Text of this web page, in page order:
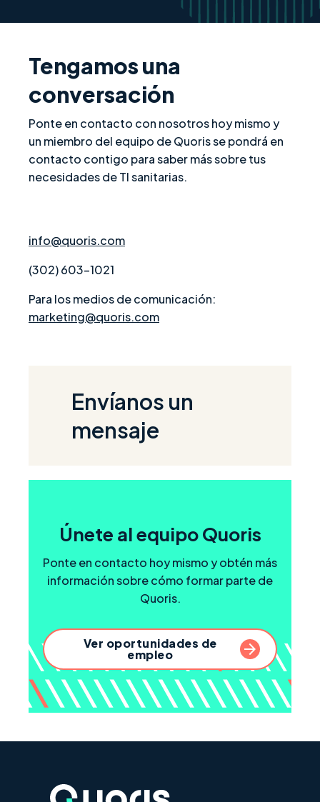
Tengamos una
conversación
Ponte en contacto con nosotros hoy mismo y
un miembro del equipo de Quoris se pondrá en
contacto contigo para saber más sobre tus
necesidades de TI sanitarias.
info@quoris.com
(302) 603-1021
Para los medios de comunicación:
marketing@quoris.com
Envíanos un
mensaje
Únete al equipo Quoris
Ponte en contacto hoy mismo y obtén más
información sobre cómo formar parte de
Quoris.
Ver oportunidades de
empleo